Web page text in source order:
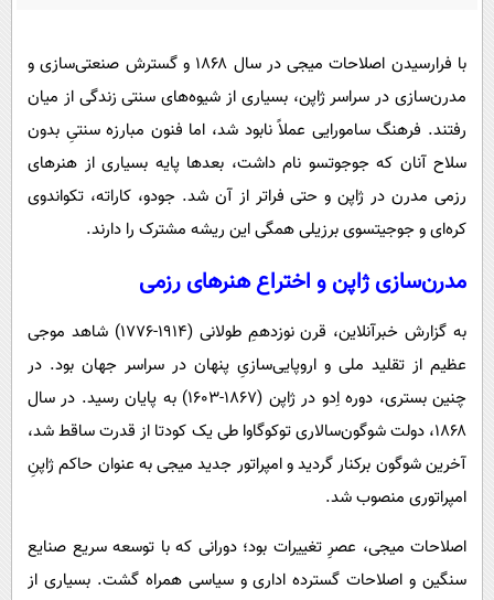
گوناگون
حوادث
محیط زیست
بین الملل
اجتماعی
حیات وحش
سیاست خارجی
آشپزی
دانلود
با فرارسیدن اصلاحات میجی در سال ۱۸۶۸ و گسترش صنعتی‌سازی و
مدرن‌سازی در سراسر ژاپن، بسیاری از شیوه‌های سنتی زندگی از میان
رفتند. فرهنگ سامورایی عملاً نابود شد، اما فنون مبارزه سنتیِ بدون
سلاح آنان که جوجوتسو نام داشت، بعدها پایه بسیاری از هنرهای
رزمی مدرن در ژاپن و حتی فراتر از آن شد. جودو، کاراته، تکواندوی
کره‌ای و جوجیتسوی برزیلی همگی این ریشه مشترک را دارند.
مدرن‌سازی ژاپن و اختراع هنرهای رزمی
به گزارش خبرآنلاین، قرن نوزدهمِ طولانی (۱۹۱۴-۱۷۷۶) شاهد موجی
عظیم از تقلید ملی و اروپایی‌سازیِ پنهان در سراسر جهان بود. در
چنین بستری، دوره اِدو در ژاپن (۱۸۶۷-۱۶۰۳) به پایان رسید. در سال
۱۸۶۸، دولت شوگون‌سالاری توکوگاوا طی یک کودتا از قدرت ساقط شد،
آخرین شوگون برکنار گردید و امپراتور جدید میجی به عنوان حاکم ژاپنِ
امپراتوری منصوب شد.
اصلاحات میجی، عصرِ تغییرات بود؛ دورانی که با توسعه سریع صنایع
سنگین و اصلاحات گسترده اداری و سیاسی همراه گشت. بسیاری از